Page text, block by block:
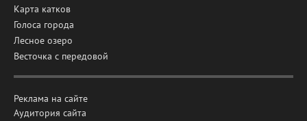
Карта катков
Голоса города
Лесное озеро
Весточка с передовой
Реклама на сайте
Аудитория сайта